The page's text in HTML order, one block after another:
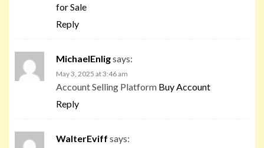
for Sale
Reply
MichaelEnligsays:
May 3, 2025 at 3:46 am
Account Selling Platform Buy Account
Reply
WalterEviff says: